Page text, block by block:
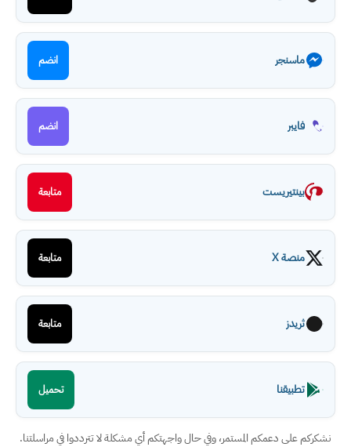
ماسنجر انضم
فايبر انضم
بينتيريست متابعة
منصة X متابعة
ثريدز متابعة
تطبيقنا تحميل
نشكركم على دعمكم المستمر، وفي حال واجهتكم أي مشكلة لا تترددوا في مراسلتنا.